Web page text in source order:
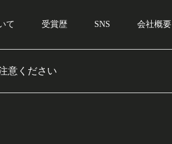
て 受賞歴 SNS 会社概要
意ください